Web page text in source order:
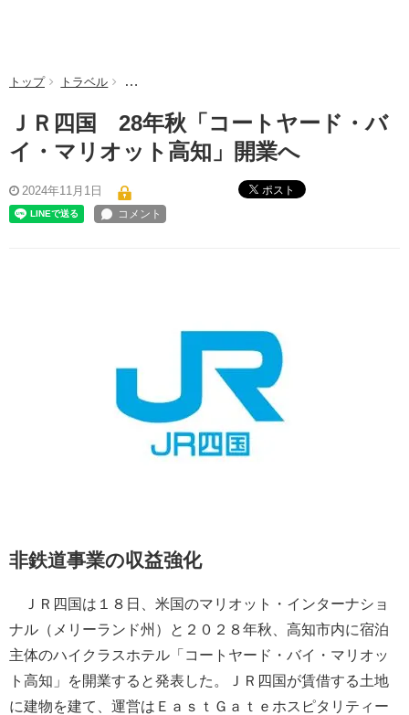
トップ トラベル ＪＲ四国 28年秋「コートヤード・バイ・マリオッ
ＪＲ四国 28年秋「コートヤード・バ
イ・マリオット高知」開業へ
2024年11月1日 ポスト
非鉄道事業の収益強化
ＪＲ四国は１８日、米国のマリオット・インターナショ
ナル（メリーランド州）と２０２８年秋、高知市内に宿泊
主体のハイクラスホテル「コートヤード・バイ・マリオッ
ト高知」を開業すると発表した。ＪＲ四国が賃借する土地
に建物を建て、運営はＥａｓｔＧａｔｅホスピタリティー